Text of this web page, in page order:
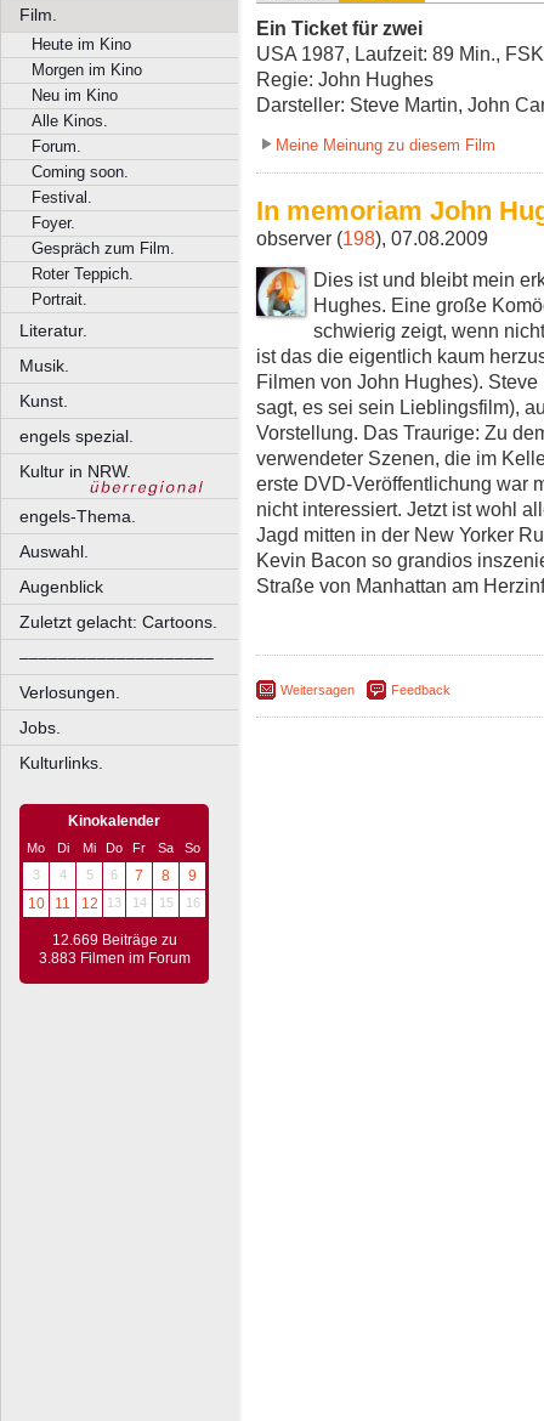
Film.
Heute im Kino
Morgen im Kino
Neu im Kino
Alle Kinos.
Forum.
Coming soon.
Festival.
Foyer.
Gespräch zum Film.
Roter Teppich.
Portrait.
Literatur.
Musik.
Kunst.
engels spezial.
Kultur in NRW.
engels-Thema.
Auswahl.
Augenblick
Zuletzt gelacht: Cartoons.
––––––––––––––––––––
Verlosungen.
Jobs.
Kulturlinks.
Kinokalender
Mo Di Mi Do Fr Sa
So
3
4 5 6 7 8
9
10
11 12 13 14 15 16
12.669 Beiträge zu
3.883 Filmen im Forum
Ein Ticket für zwei
USA 1987, Laufzeit: 89 Min.,
Regie: John Hughes
Darsteller: Steve Martin, John
Meine Meinung zu diesem Film
In memoriam John
observer (198), 07.08.2009
Dies ist und bleibt mein
Hughes. Eine große
schwierig zeigt, wenn
ist das die eigentlich kaum
Filmen von John Hughes).
sagt, es sei sein Lieblingsfilm),
Vorstellung. Das Traurige: Zu
verwendeter Szenen, die im
erste DVD-Veröffentlichung war
nicht interessiert. Jetzt ist wohl
Jagd mitten in der New Yorker
Kevin Bacon so grandios
Straße von Manhattan am
Weitersagen Feedback